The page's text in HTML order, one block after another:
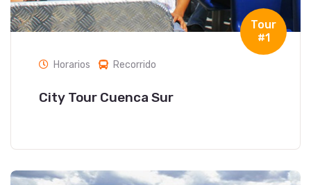
Tour
#1
Horarios Recorrido
City Tour Cuenca Sur